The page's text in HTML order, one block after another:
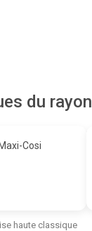
du rayon
haute classique